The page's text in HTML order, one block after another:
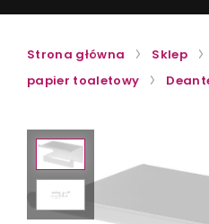
Strona główna Sklep
papier toaletowy